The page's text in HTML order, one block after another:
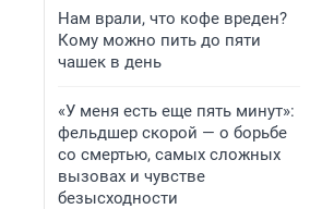
Нам врали, что кофе вреден?
Кому можно пить до пяти
чашек в день
«У меня есть еще пять минут»:
фельдшер скорой — о борьбе
со смертью, самых сложных
вызовах и чувстве
безысходности